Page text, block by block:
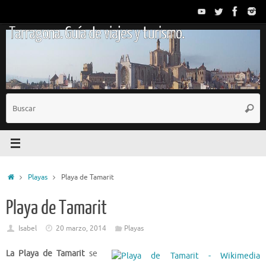
contenido
Tarragona. Guía de viajes y turismo.
InicioPlayas Playa de Tamarit
Playa de Tamarit
Isabel 20 marzo, 2014 Playas
La Playa de Tamarit se